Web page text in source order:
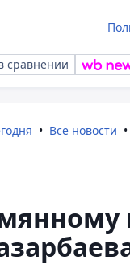
сравнении
Все новости